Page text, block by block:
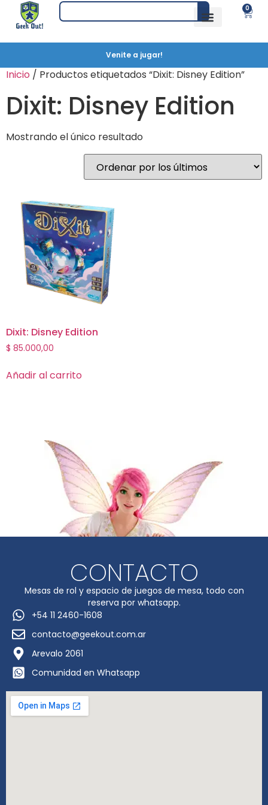
0
Venite a jugar!
Inicio / Productos etiquetados “Dixit: Disney Edition”
Dixit: Disney Edition
Mostrando el único resultado
Dixit: Disney Edition
$ 85.000,00
Añadir al carrito
CONTACTO
Mesas de rol y espacio de juegos de mesa, todo con
reserva por whatsapp.
+54 11 2460-1608
contacto@geekout.com.ar
Arevalo 2061
Comunidad en Whatsapp